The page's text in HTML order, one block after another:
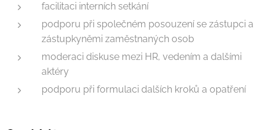
facilitaci interních setkání
podporu při společném posouzení se zástupci a
zástupkyněmi zaměstnaných osob
moderaci diskuse mezi HR, vedením a dalšími
aktéry
podporu při formulaci dalších kroků a opatření